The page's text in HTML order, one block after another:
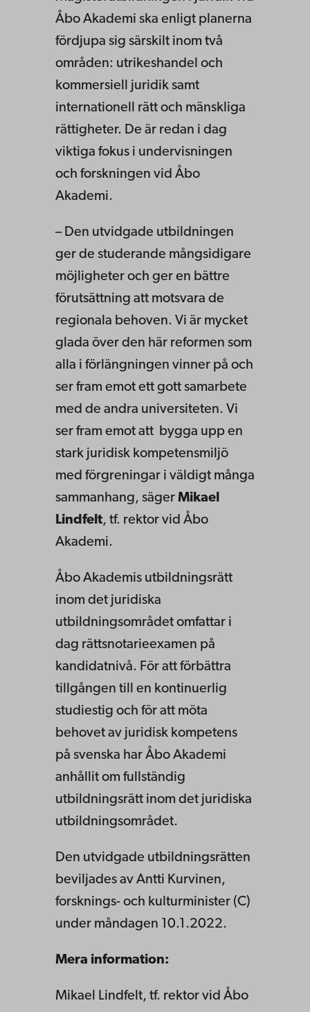
Åbo Akademi ska enligt planerna
fördjupa sig särskilt inom två
områden: utrikeshandel och
kommersiell juridik samt
internationell rätt och mänskliga
rättigheter. De är redan i dag
viktiga fokus i undervisningen
och forskningen vid Åbo
Akademi.
– Den utvidgade utbildningen
ger de studerande mångsidigare
möjligheter och ger en bättre
förutsättning att motsvara de
regionala behoven. Vi är mycket
glada över den här reformen som
alla i förlängningen vinner på och
ser fram emot ett gott samarbete
med de andra universiteten. Vi
ser fram emot att bygga upp en
stark juridisk kompetensmiljö
med förgreningar i väldigt många
sammanhang, säger Mikael
Lindfelt, tf. rektor vid Åbo
Akademi.
Åbo Akademis utbildningsrätt
inom det juridiska
utbildningsområdet omfattar i
dag rättsnotarieexamen på
kandidatnivå. För att förbättra
tillgången till en kontinuerlig
studiestig och för att möta
behovet av juridisk kompetens
på svenska har Åbo Akademi
anhållit om fullständig
utbildningsrätt inom det juridiska
utbildningsområdet.
Den utvidgade utbildningsrätten
beviljades av Antti Kurvinen,
forsknings- och kulturminister (C)
under måndagen 10.1.2022.
Mera information:
Mikael Lindfelt, tf. rektor vid Åbo